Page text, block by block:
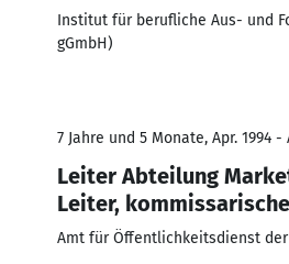
Institut für berufliche Aus- und
gGmbH)
7 Jahre und 5 Monate, Apr. 1994 -
Leiter Abteilung
Leiter,
Amt für Öffentlichkeitsdienst